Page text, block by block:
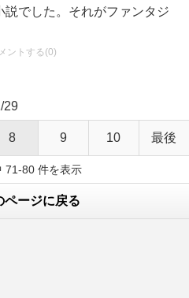
説でした。それがファンタジ
ントする(0)
29
8 9 10 最後
71-80 件を表示
ページに戻る